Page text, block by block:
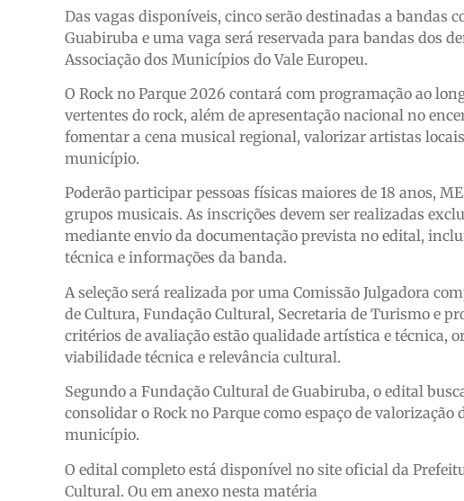
Das vagas disponíveis, cinco serão destinadas a bandas
Guabiruba e uma vaga será reservada para bandas dos
Associação dos Municípios do Vale Europeu.
O Rock no Parque 2026 contará com programação ao
vertentes do rock, além de apresentação nacional no
fomentar a cena musical regional, valorizar artistas
município.
Poderão participar pessoas físicas maiores de 18 anos,
grupos musicais. As inscrições devem ser realizadas
mediante envio da documentação prevista no edital,
técnica e informações da banda.
A seleção será realizada por uma Comissão Julgadora
de Cultura, Fundação Cultural, Secretaria de Turismo e
critérios de avaliação estão qualidade artística e técnica,
viabilidade técnica e relevância cultural.
Segundo a Fundação Cultural de Guabiruba, o edital
consolidar o Rock no Parque como espaço de
município.
O edital completo está disponível no site oficial da
Cultural. Ou em anexo nesta matéria